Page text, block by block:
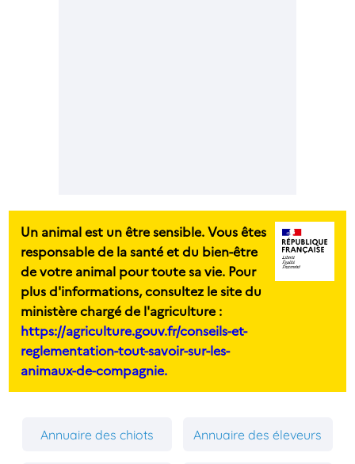
Un animal est un être sensible. Vous êtes
responsable de la santé et du bien-être
de votre animal pour toute sa vie. Pour
plus d'informations, consultez le site du
ministère chargé de l'agriculture :
https://agriculture.gouv.fr/conseils-et-
reglementation-tout-savoir-sur-les-
animaux-de-compagnie.
Annuaire des chiots Annuaire des éleveurs